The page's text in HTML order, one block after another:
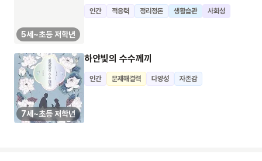
5세~초등 저학년
인간 적응력 정리정돈 생활습관 사회성
7세~초등 저학년
하얀빛의 수수께끼
인간 문제해결력 다양성 자존감